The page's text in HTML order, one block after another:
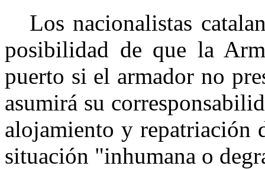
Los nacionalistas
posibilidad de que la
puerto si el armador no
asumirá su
alojamiento y repatriación
situación "inhumana o